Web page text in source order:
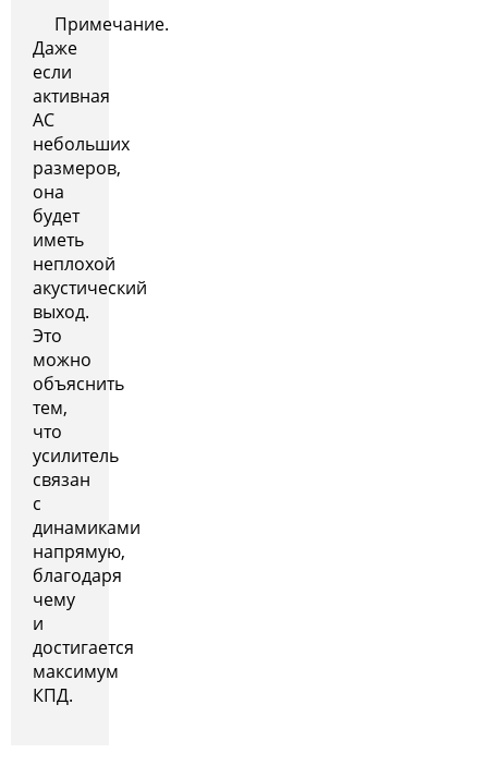
Примечание.
Даже
если
активная
АС
небольших
размеров,
она
будет
иметь
неплохой
акустический
выход.
Это
можно
объяснить
тем,
что
усилитель
связан
с
динамиками
напрямую,
благодаря
чему
и
достигается
максимум
КПД.